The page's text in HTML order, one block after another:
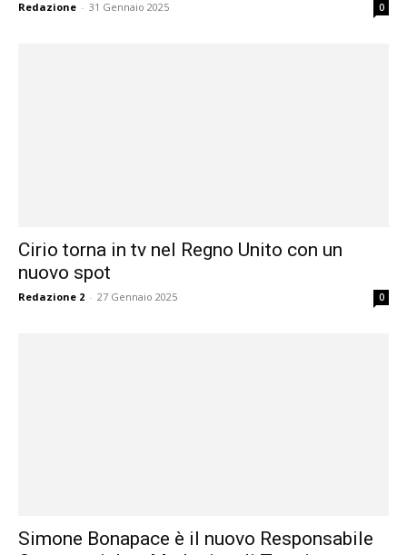
Redazione - 31 Gennaio 2025 0
Cirio torna in tv nel Regno Unito con un
nuovo spot
Redazione 2 - 27 Gennaio 2025 0
Simone Bonapace è il nuovo Responsabile